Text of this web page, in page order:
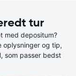
tur
med depositum?
oplysninger og tip,
som passer bedst